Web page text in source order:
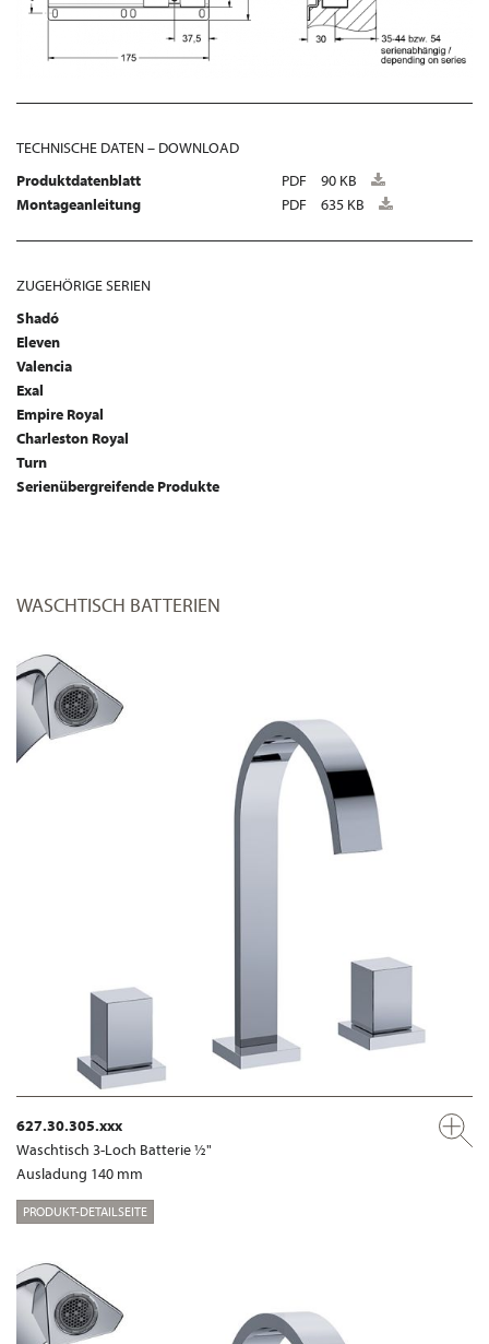
TECHNISCHE DATEN – DOWNLOAD
Produktdatenblatt
PDF
90 KB
Montageanleitung
PDF 635 KB
ZUGEHÖRIGE SERIEN
Shadó
Eleven
Valencia
Exal
Empire Royal
Charleston Royal
Turn
Serienübergreifende Produkte
WASCHTISCH BATTERIEN
627.30.305.xxx
Waschtisch 3-Loch Batterie ½"
Ausladung 140 mm
PRODUKT-DETAILSEITE